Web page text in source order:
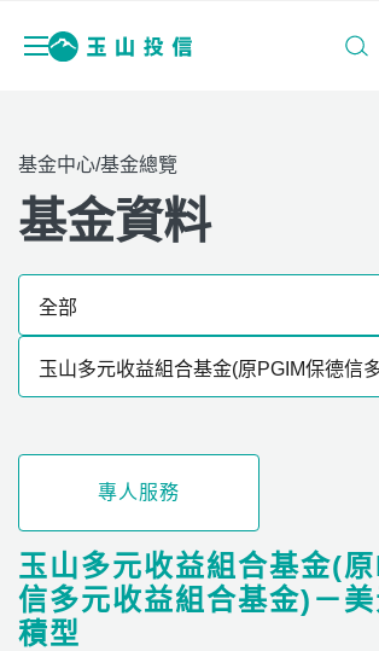
基金中心/基金總覽
基金資料
專人服務
玉山多元收益組合基金(
信多元收益組合基金)－
積型